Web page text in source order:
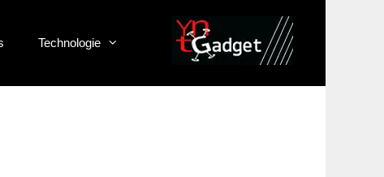
Technologie